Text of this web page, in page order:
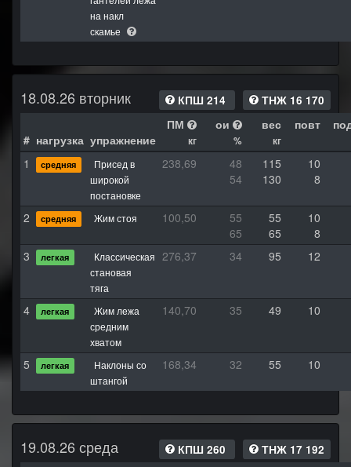
на накл
скамье
18.08.26 вторник КПШ 214 ТНЖ 16 170
# нагрузка упражнение
ПМ
кг
ои
%
вес
кг
повт
1 средняя
Присед в
широкой
постановке
238,69 48 115
10
54
130 8
2 средняя Жим стоя 100,50 55 55
10
65
65
8
3
легкая
Классическая
становая
тяга
276,37 34 95 12
4 легкая
Жим лежа
средним
хватом
140,70 35 49 10
5 легкая
Наклоны со
штангой
168,34 32 55 10
19.08.26 среда КПШ 260 ТНЖ 17 192